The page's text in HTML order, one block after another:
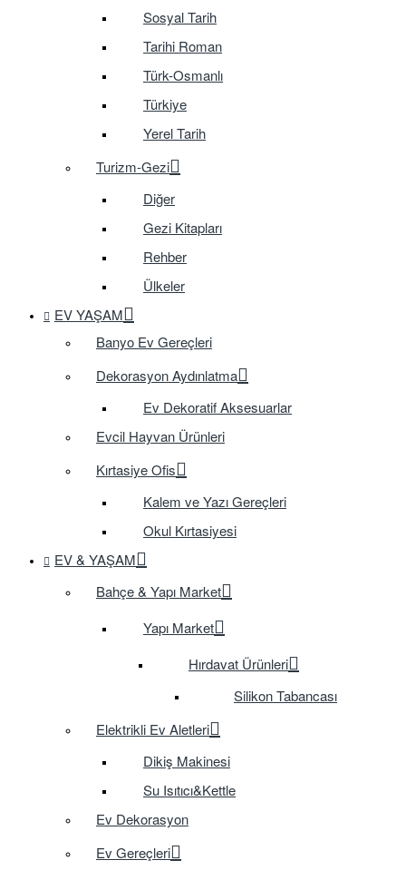
Sosyal Tarih
Tarihi Roman
Türk-Osmanlı
Türkiye
Yerel Tarih
Turizm-Gezi
Diğer
Gezi Kitapları
Rehber
Ülkeler
EV YAŞAM
Banyo Ev Gereçleri
Dekorasyon Aydınlatma
Ev Dekoratif Aksesuarlar
Evcil Hayvan Ürünleri
Kırtasiye Ofis
Kalem ve Yazı Gereçleri
Okul Kırtasiyesi
EV & YAŞAM
Bahçe & Yapı Market
Yapı Market
Hırdavat Ürünleri
Silikon Tabancası
Elektrikli Ev Aletleri
Dikiş Makinesi
Su Isıtıcı&Kettle
Ev Dekorasyon
Ev Gereçleri